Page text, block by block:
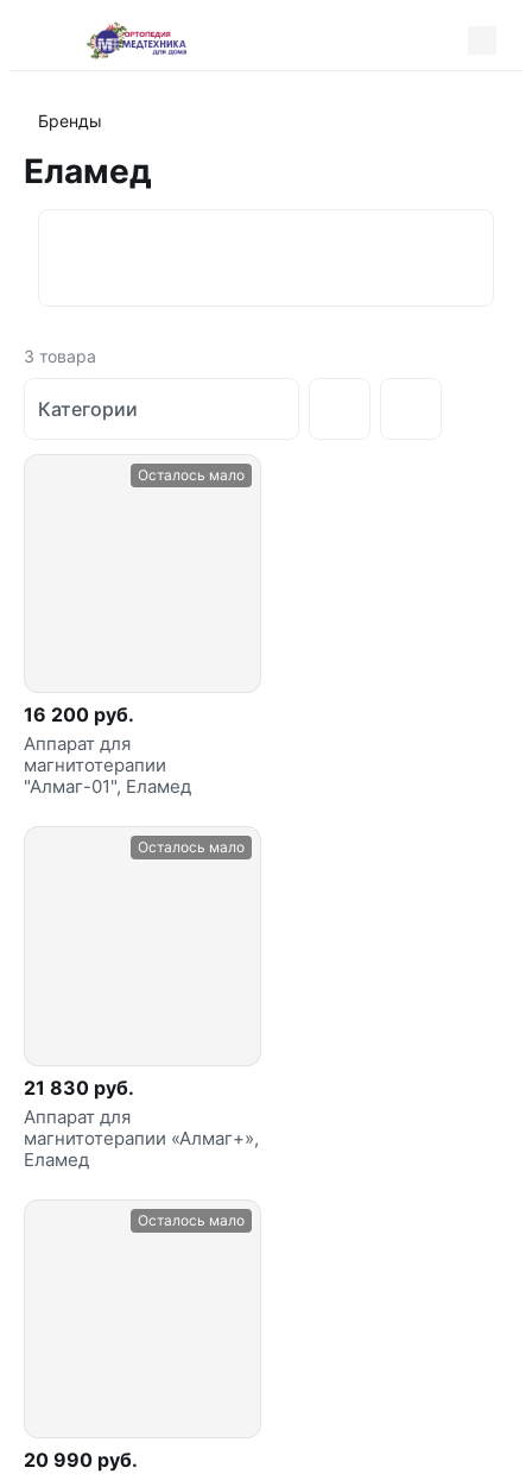
Бренды
Еламед
3 товара
Категории
Осталось мало
16 200 руб.
Аппарат для
магнитотерапии
"Алмаг-01", Еламед
Осталось мало
21 830 руб.
Аппарат для
магнитотерапии «Алмаг+»,
Еламед
Осталось мало
20 990 руб.